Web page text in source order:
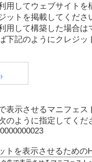
用してウェブサイトを
ットを掲載してくださ
用して構築した場合は
下記のようにクレジッ
表示させるマニフェス
のように指定してくだ
トを表示させるための